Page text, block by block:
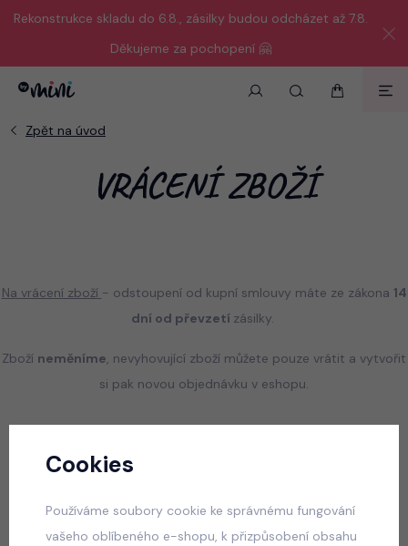
Rekonstrukce skladu do 6.8., zásilky budou odcházet až 7.8.
Děkujeme za pochopení 🤗
VRÁCENÍ ZBOŽÍ
Na vrácení zboží - odstoupení od kupní smlouvy máte ze zákona 14
dní od převzetí zásilky.
Zboží neměníme, nevyhovující zboží můžete pouze vrátit a vytvořit
si pak novou objednávku v eshopu.
Níže naleznete jednoduchý formulář, který Vás krok za krokem
Tento formulář prosíme zaslat zpět společně se zbožím
Cookies
Používáme soubory cookie ke správnému fungování
vašeho oblíbeného e-shopu, k přizpůsobení obsahu